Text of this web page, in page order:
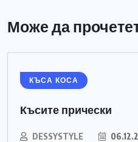
Може да
КЪСА КОСА
Късите прически
DESSYSTYLE